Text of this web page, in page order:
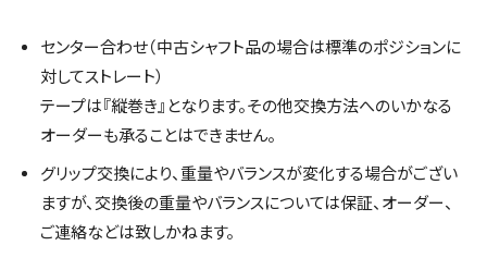
センター合わせ（中古シャフト品の場合は標準のポジションに
対してストレート）
テープは『縦巻き』となります。その他交換方法へのいかなる
オーダーも承ることはできません。
グリップ交換により、重量やバランスが変化する場合がござい
ますが、交換後の重量やバランスについては保証、オーダー、
ご連絡などは致しかねます。